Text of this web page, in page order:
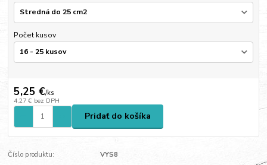
Počet kusov
5,25 €/ks
4,27 € bez DPH
Pridať do košíka
Číslo produktu: VYS8